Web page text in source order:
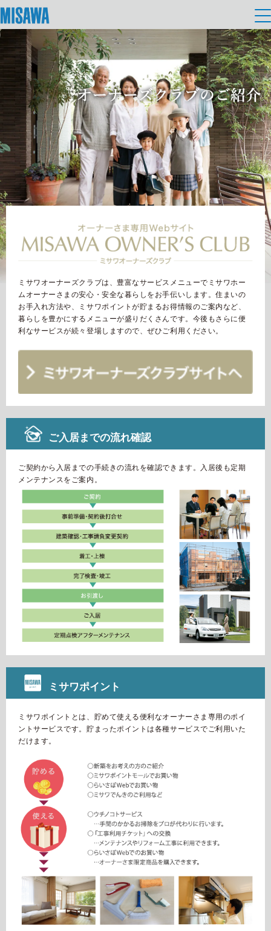
住まい
建てる [注文住宅]
商品ラインアップ
デザイン
テクノロジー（住まいの性能）
デザイナーズギャラリー
住まいづくりガイド
買う
分譲住宅（建売・土地）検索
スムストック検索
分譲マンション検索
売る [MISAWA RELAY]
住まいの売却
これから住まいをご検討の方
多彩な動画やこだわりが詰まった建築実例、注目の最新情報など、
住まいづくりを楽しく学べるデジタルラウンジです。
ホームラウンジ 新築・戸建て
土地活用
個人のお客さま
賃貸住宅
賃貸併用住宅
店舗・各種施設
土地活用モデルルーム見学
土地活用実例
法人のお客さま
これから土地活用・賃貸経営をご検討の方
土地活用の基礎から長期安定経営を目指すオーナー様まで、賃貸経
営に役立つ多彩な情報を幅広くお届けします。
ホームラウンジ 土地活用・賃貸経営
リフォーム
戸建て・マンション
ミサワリフォームとは
リフォームの流れ
リフォームメニュー
リフォーム事例
事業用
事業用リノベーション
ホテル・旅館リフォーム
リフォーム営業所
これからリフォームをご検討の方
実例動画や基礎知識、収納の工夫など、理想の住まいを叶えるリフ
ォームの具体策とアイデアを豊富にご用意しています。
ホームラウンジ リフォーム
まちづくり
複合開発・投資開発
複合開発事業（ASMACI-アスマチ-）
再開発・官民連携事業
分譲マンション開発事業
収益不動産・投資開発事業
事業用売買
事業用地・事業用建物
分譲用地
すべてのフィールドに新しい価値をデザインし、持続可能な未来志
向のまちづくりを実現していきます。
ミサワゼネラルソリューション
サポートメニュー
住まいるりんぐ（ロングサポート）
保証制度
アフターメンテナンス
ミサワリフォーム
ご相談窓口
お客様センター
ミサワホームオーナーさま・リフォーム工事ご契約者さまとミサワ
ホームを結ぶコミュニケーションサイト。お得・便利・安心なコン
テンツや、ミサワホームからの大切なお知らせなど配信していま
ミサワオーナーズクラブ
企 業・IR情報
企業・IR
ニュース
IR情報
SDGs
環境活動
採用情報
新卒者採用
障がい者採用
ウエルネス事業
海外事業
ミサワアイデンティティ
展示場・イベント情報
カタログ請求
住まいのご相談
ミサワオーナーズクラブは、豊富なサービスメニューで ミサワホー
ムオーナーさまの安心・安全な暮らしをお手伝いします。住まいの
お手入れ方法や、ミサワポイントが貯まるお得情報のご案内など、
暮らしを豊かにするメニューが盛りだくさんです。 今後もさらに便
利なサービスが続々登場しますので、ぜひご利用ください。
ご入居までの流れ確認
ご契約から入居までの手続きの流れを確認できます。
入居後も定期
メンテナンスをご案内。
ミサワポイント
ミサワポイントとは、貯めて使える便利なオーナーさま専用のポイ
ントサービスです。 貯まったポイントは各種サービスでご利用いた
だけます。